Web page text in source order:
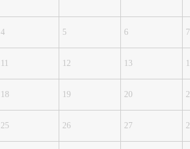
4 5 6 7
11 12 13
18 19 20
25 26 27